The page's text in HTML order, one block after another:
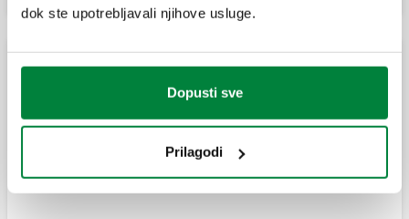
dok ste upotrebljavali njihove usluge.
Dopusti sve
Prilagodi
Razdjelnik za sustave grijanja i hlađenja. 5
izlaza.
Hidraulički separator za sustave grijanja i
hlađenja.
Kompaktni razdjelnici za centralno grijanje DN 32
Razdjelnik za sustave grijanja i hlađenja.
Izlazi: 2.